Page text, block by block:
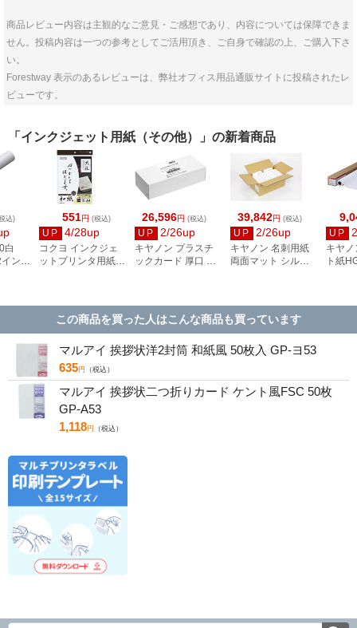
商品レビュー内容は主観的なご意見・ご感想であり、内容については保障できま
せん。投稿内容は一つの参考としてご活用頂き、ご自身で確認の上、ご購入下さ
い。
Forestway 表示のあるレビューは、弊社オフィス用品通販サイトに投稿されたレ
ビューです。
「インクジェット用紙（その他）」の新着商品
551円 (税込)
UP 4/28up
コクヨ インクジェ
ットプリンタ用紙
26,596円 (税込)
UP 2/26up
キヤノン プラスチ
ックカード 厚口 両
39,842円 (税込)
UP 2/26up
キヤノン 名刺用紙
両面マット シルク
UP
キヤ
ト紙
込)
白
ンチ
この商品を買った人はこんな商品も買っています
マルアイ 挨拶状洋2封筒 和紙風 50枚入 GP-ヨ53
635円 （税込）
マルアイ 挨拶状二つ折りカード ケント風FSC 50枚
GP-A53
1,118円 （税込）